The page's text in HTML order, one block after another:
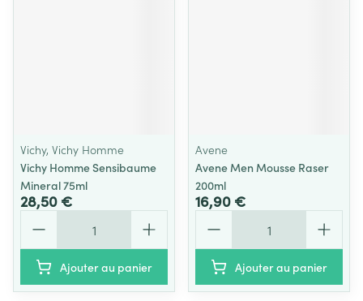
Vichy, Vichy Homme
Vichy Homme Sensibaume
Mineral 75ml
28,50 €
Ajouter au panier
Avene
Avene Men Mousse Raser
200ml
16,90 €
Ajouter au panier